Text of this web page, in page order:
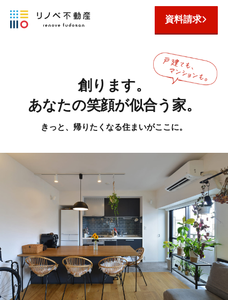
資料請求
創ります。
あなたの笑顔が似合う家。
きっと、帰りたくなる住まいがここに。